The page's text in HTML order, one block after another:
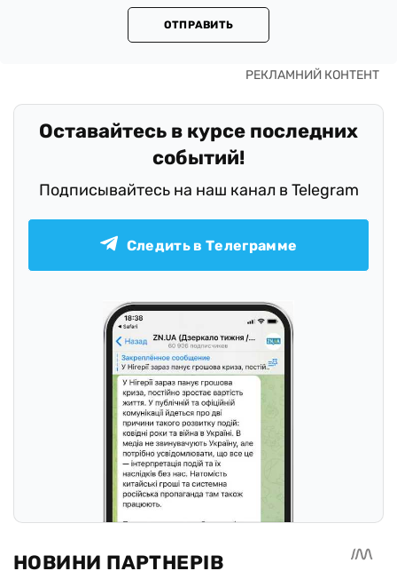
ОТПРАВИТЬ
Оставайтесь в курсе последних
событий!
Подписывайтесь на наш канал в Telegram
Следить в Телеграмме